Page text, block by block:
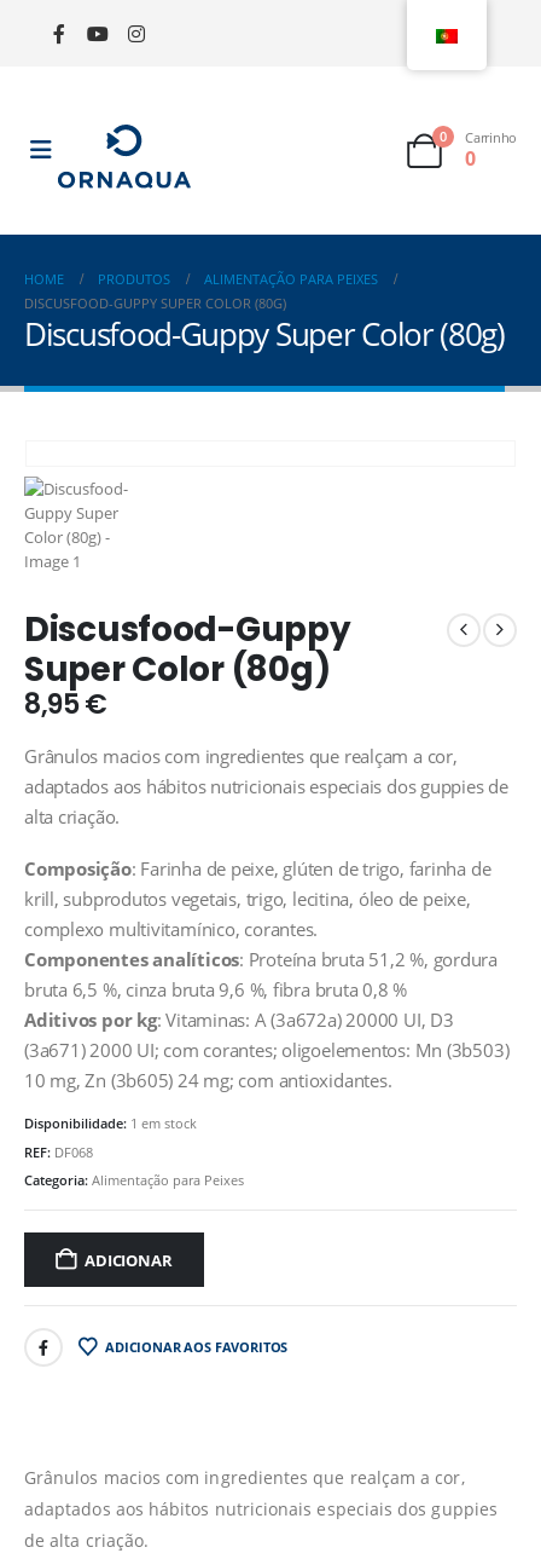
0 Carrinho
0
HOME PRODUTOS
ALIMENTAÇÃO PARA PEIXES
DISCUSFOOD-GUPPY SUPER COLOR (80G)
Discusfood-Guppy Super Color (80g)
Discusfood-Guppy
Super Color (80g)
8,95€
Grânulos macios com ingredientes que realçam a cor,
adaptados aos hábitos nutricionais especiais dos guppies de
alta criação.
Composição: Farinha de peixe, glúten de trigo, farinha de
krill, subprodutos vegetais, trigo, lecitina, óleo de peixe,
complexo multivitamínico, corantes.
Componentes analíticos: Proteína bruta 51,2 %, gordura
bruta 6,5 %, cinza bruta 9,6 %, fibra bruta 0,8 %
Aditivos por kg: Vitaminas: A (3a672a) 20000 UI, D3
(3a671) 2000 UI; com corantes; oligoelementos: Mn (3b503)
10 mg, Zn (3b605) 24 mg; com antioxidantes.
Disponibilidade: 1 em stock
REF: DF068
Categoria: Alimentação para Peixes
ADICIONAR
ADICIONAR AOS FAVORITOS
Grânulos macios com ingredientes que realçam a cor,
adaptados aos hábitos nutricionais especiais dos guppies
de alta criação.